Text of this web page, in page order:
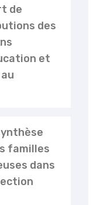
de
des
et
familles
dans